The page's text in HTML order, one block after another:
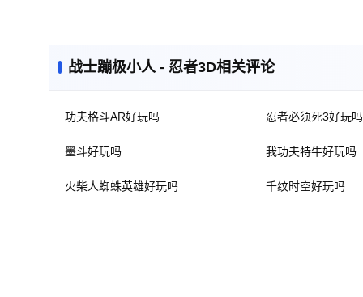
战士蹦极小人 - 忍者3D相关评论
功夫格斗AR好玩吗 忍者必须死3好玩吗
墨斗好玩吗 我功夫特牛好玩吗
火柴人蜘蛛英雄好玩吗 千纹时空好玩吗